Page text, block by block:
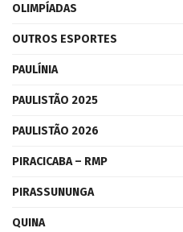
OLIMPÍADAS
OUTROS ESPORTES
PAULÍNIA
PAULISTÃO 2025
PAULISTÃO 2026
PIRACICABA – RMP
PIRASSUNUNGA
QUINA